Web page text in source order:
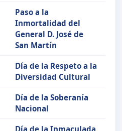
Paso a la
Inmortalidad del
General D. José de
San Martín
Día de la Respeto a la
Diversidad Cultural
Día de la Soberanía
Nacional